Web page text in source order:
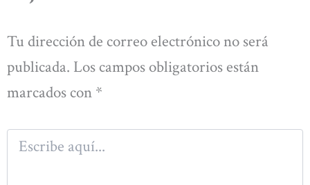
Tu dirección de correo electrónico no será
publicada. Los campos obligatorios están
marcados con *
Escribe
aquí...